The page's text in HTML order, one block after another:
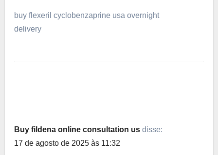
buy flexeril cyclobenzaprine usa overnight
delivery
Buy fildena online consultation us disse:
17 de agosto de 2025 às 11:32